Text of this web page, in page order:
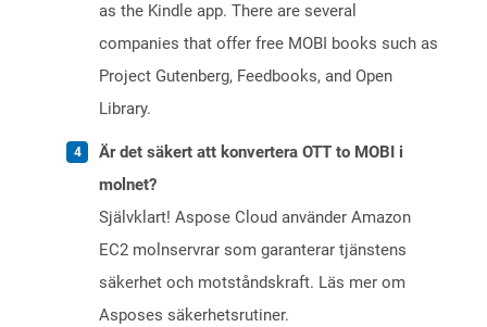
as the Kindle app. There are several
companies that offer free MOBI books such as
Project Gutenberg, Feedbooks, and Open
Library.
Är det säkert att konvertera OTT to MOBI i
molnet?
Självklart! Aspose Cloud använder Amazon
EC2 molnservrar som garanterar tjänstens
säkerhet och motståndskraft. Läs mer om
Asposes säkerhetsrutiner.